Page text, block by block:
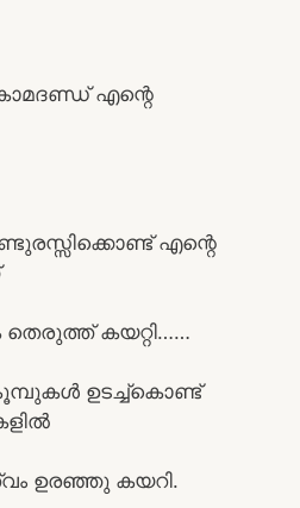
എന്റെ
എന്റെ
തെരുത്ത് കയറ്റി……
ഉടച്ച്കൊണ്ട്
ഉരഞ്ഞു കയറി.